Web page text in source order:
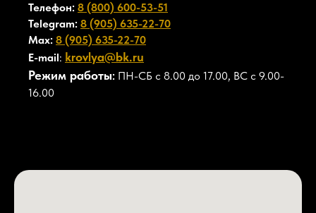
Телефон: 8 (800) 600-53-51
Telegram: 8 (905) 635-22-70
Max: 8 (905) 635-22-70
E-mail: krovlya@bk.ru
Режим работы: ПН-СБ с 8.00 до 17.00, ВС с 9.00-
16.00